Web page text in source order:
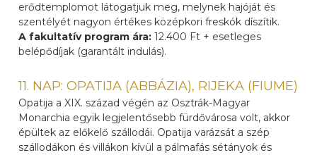
erődtemplomot látogatjuk meg, melynek hajóját és
szentélyét nagyon értékes középkori freskók díszítik.
A fakultatív program ára:12.400 Ft + esetleges
belépődíjak (garantált indulás).
11. NAP: OPATIJA (ABBÁZIA), RIJEKA (FIUME)
Opatija a XIX. század végén az Osztrák-Magyar
Monarchia egyik legjelentősebb fürdővárosa volt, akkor
épültek az előkelő szállodái. Opatija varázsát a szép
szállodákon és villákon kívül a pálmafás sétányok és